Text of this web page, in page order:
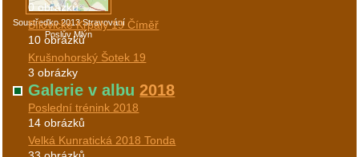
Soustřeďko 2013 Stravování
Poslův Mlýn
0 obrázků
Bílovické Krpály 19 Číměř
10 obrázků
Krušnohorský Šotek 19
3 obrázky
Galerie v albu2018
Poslední trénink 2018
14 obrázků
Velká Kunratická 2018 Tonda